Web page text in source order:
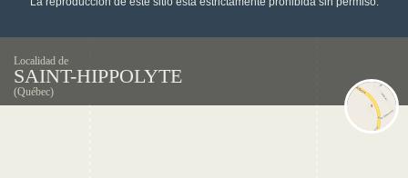
Localidad de
SAINT-HIPPOLYTE
(Québec)